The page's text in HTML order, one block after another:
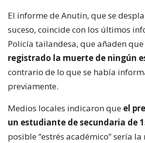
El informe de Anutin, que se
suceso, coincide con los últimos
Policía tailandesa, que añaden que
registrado la muerte de ningún
contrario de lo que se había
previamente.
Medios locales indicaron que el
un estudiante de secundaria de
posible “estrés académico” sería